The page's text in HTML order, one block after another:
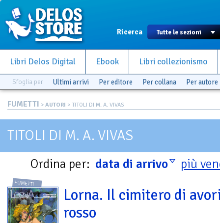
Ricerca
Libri Delos Digital Ebook Libri collezionismo
Sfoglia per Ultimi arrivi Per editore Per collana Per autore
FUMETTI > AUTORI > TITOLI DI M. A. VIVAS
TITOLI DI M. A. VIVAS
Ordina per: data di arrivo più
FUMETTI
Lorna. Il cimitero di
rosso